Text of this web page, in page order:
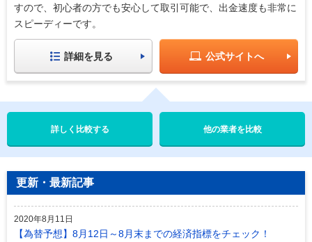
すので、初心者の方でも安心して取引可能で、出金速度も非常に
スピーディーです。
詳細を見る 公式サイトへ
他の業者を比較
更新・最新記事
2020年8月11日
【為替予想】8月12日～8月末までの経済指標をチェック！